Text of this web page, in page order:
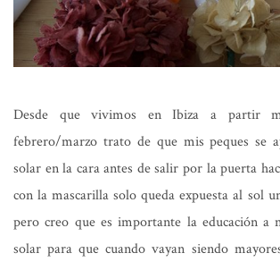
Desde que vivimos en Ibiza a partir
febrero/marzo trato de que mis peques se
solar en la cara antes de salir por la puerta
con la mascarilla solo queda expuesta al sol
pero creo que es importante la educación a
solar para que cuando vayan siendo